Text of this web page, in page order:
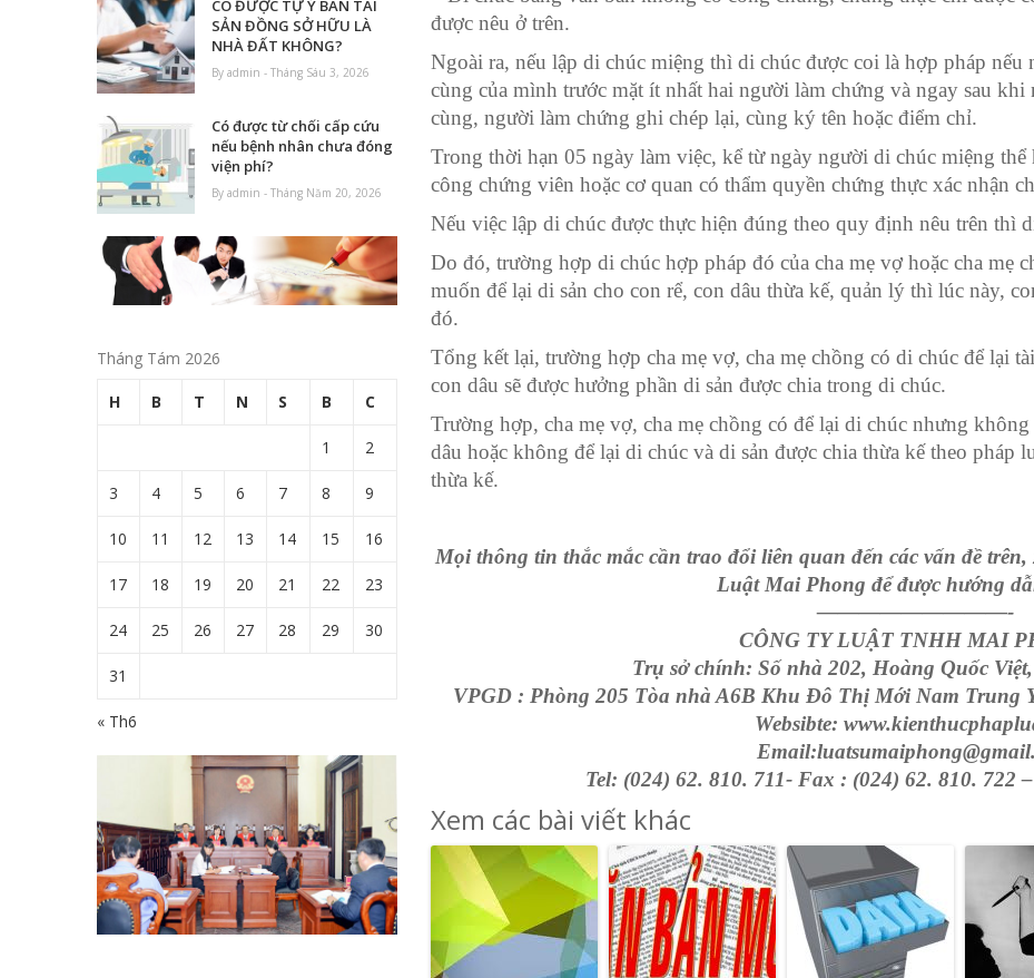
được nêu ở trên.
Ngoài ra, nếu lập di chúc miệng thì di chúc được coi là hợp pháp
cùng của mình trước mặt ít nhất hai người làm chứng và ngay sau
cùng, người làm chứng ghi chép lại, cùng ký tên hoặc điểm chỉ.
Trong thời hạn 05 ngày làm việc, kể từ ngày người di chúc miệng
công chứng viên hoặc cơ quan có thẩm quyền chứng thực xác nhận
Nếu việc lập di chúc được thực hiện đúng theo quy định nêu trên thì
Do đó, trường hợp di chúc hợp pháp đó của cha mẹ vợ hoặc cha mẹ
muốn để lại di sản cho con rể, con dâu thừa kế, quản lý thì lúc này,
đó.
Tổng kết lại, trường hợp cha mẹ vợ, cha mẹ chồng có di chúc để lại
con dâu sẽ được hưởng phần di sản được chia trong di chúc.
Trường hợp, cha mẹ vợ, cha mẹ chồng có để lại di chúc nhưng
dâu hoặc không để lại di chúc và di sản được chia thừa kế theo pháp
thừa kế.
Mọi thông tin thắc mắc cần trao đổi liên quan đến các vấn đề
Luật Mai Phong để được hướng
—————————-
CÔNG TY LUẬT TNHH MAI
Trụ sở chính: Số nhà 202, Hoàng Quốc
VPGD : Phòng 205 Tòa nhà A6B Khu Đô Thị Mới Nam Trung
Websibte:
Tel: (024) 62. 810. 711- Fax : (024) 62. 810. 722
Xem các bài viết khác
CÓ ĐƯỢC TỰ Ý BÁN TÀI
SẢN ĐỒNG SỞ HỮU LÀ
NHÀ ĐẤT KHÔNG?
By admin - Tháng Sáu 3, 2026
Có được từ chối cấp cứu
nếu bệnh nhân chưa đóng
viện phí?
By admin - Tháng Năm 20, 2026
Tháng Tám 2026
H B T N S B C
1 2
3 4 5 6 7 8 9
10 11 12 13 14 15 16
17 18 19 20 21 22 23
24 25 26 27 28 29 30
31
« Th6